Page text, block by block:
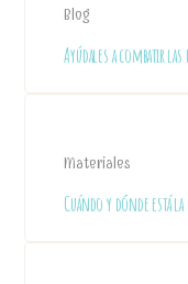
Blog
Ayúdales a combatir las
Materiales
Cuándo y dónde está